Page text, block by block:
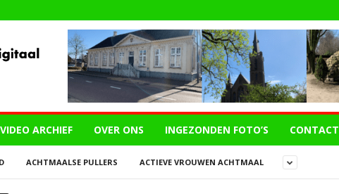
VIDEO ARCHIEF OVER ONS INGEZONDEN FOTO’S CONTACT
ACHTMAALSE PULLERS ACTIEVE VROUWEN ACHTMAAL